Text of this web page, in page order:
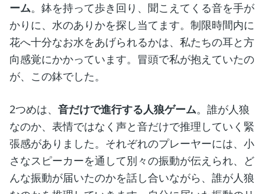
ーム。鉢を持って歩き回り、聞こえてくる音を手が
かりに、水のありかを探し当てます。制限時間内に
花へ十分なお水をあげられるかは、私たちの耳と方
向感覚にかかっています。冒頭で私が抱えていたの
が、この鉢でした。
2つめは、 音だけで進行する人狼ゲーム。誰が人狼
なのか、表情ではなく声と音だけで推理していく緊
張感がありました。それぞれのプレーヤーには、小
さなスピーカーを通して別々の振動が伝えられ、ど
んな振動が届いたのかを話し合いながら、誰が人狼